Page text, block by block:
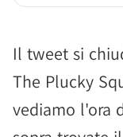
Il tweet si
The Plucky
vediamo l'ora